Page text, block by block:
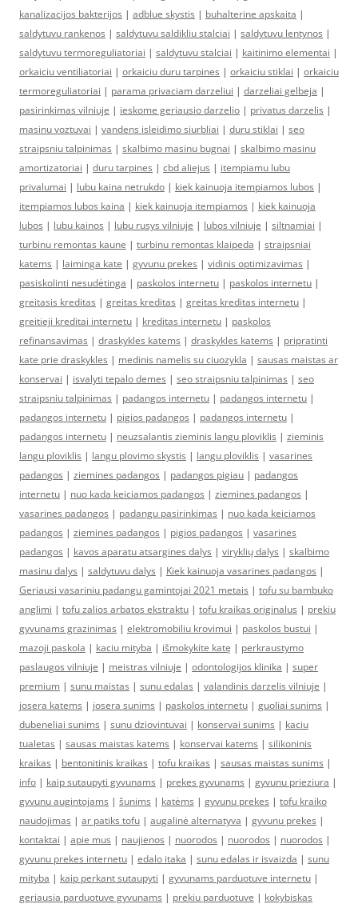
kanalizacijos bakterijos | adblue skystis | buhalterine apskaita |
saldytuvu rankenos | saldytuvu saldikliu stalciai | saldytuvu lentynos |
saldytuvu termoreguliatoriai | saldytuvu stalciai | kaitinimo elementai |
orkaiciu ventiliatoriai | orkaiciu duru tarpines | orkaiciu stiklai | orkaiciu
termoreguliatoriai | parama privaciam darzeliui | darzeliai gelbeja |
pasirinkimas vilniuje | ieskome geriausio darzelio | privatus darzelis |
masinu voztuvai | vandens isleidimo siurbliai | duru stiklai | seo
straipsniu talpinimas | skalbimo masinu bugnai | skalbimo masinu
amortizatoriai | duru tarpines | cbd aliejus | itempiamu lubu
privalumai | lubu kaina netrukdo | kiek kainuoja itempiamos lubos |
itempiamos lubos kaina | kiek kainuoja itempiamos | kiek kainuoja
lubos | lubu kainos | lubu rusys vilniuje | lubos vilniuje | siltnamiai |
turbinu remontas kaune | turbinu remontas klaipeda | straipsniai
katems | laiminga kate | gyvunu prekes | vidinis optimizavimas |
pasiskolinti nesudėtinga | paskolos internetu | paskolos internetu |
greitasis kreditas | greitas kreditas | greitas kreditas internetu |
greitieji kreditai internetu | kreditas internetu | paskolos
refinansavimas | draskykles katems | draskykles katems | pripratinti
kate prie draskykles | medinis namelis su ciuozykla | sausas maistas ar
konservai | isvalyti tepalo demes | seo straipsniu talpinimas | seo
straipsniu talpinimas | padangos internetu | padangos internetu |
padangos internetu | pigios padangos | padangos internetu |
padangos internetu | neuzsalantis zieminis langu ploviklis | zieminis
langu ploviklis | langu plovimo skystis | langu ploviklis | vasarines
padangos | ziemines padangos | padangos pigiau | padangos
internetu | nuo kada keiciamos padangos | ziemines padangos |
vasarines padangos | padangu pasirinkimas | nuo kada keiciamos
padangos | ziemines padangos | pigios padangos | vasarines
padangos | kavos aparatu atsargines dalys | viryklių dalys | skalbimo
masinu dalys | saldytuvu dalys | Kiek kainuoja vasarines padangos |
Geriausi vasariniu padangu gamintojai 2021 metais | tofu su bambuko
anglimi | tofu zalios arbatos ekstraktu | tofu kraikas originalus | prekiu
gyvunams grazinimas | elektromobiliu krovimui | paskolos bustui |
mazoji paskola | kaciu mityba | išmokykite katę | perkraustymo
paslaugos vilniuje | meistras vilniuje | odontologijos klinika | super
premium | sunu maistas | sunu edalas | valandinis darzelis vilniuje |
josera katems | josera sunims | paskolos internetu | guoliai sunims |
dubeneliai sunims | sunu dziovintuvai | konservai sunims | kaciu
tualetas | sausas maistas katems | konservai katems | silikoninis
kraikas | bentonitinis kraikas | tofu kraikas | sausas maistas sunims |
info | kaip sutaupyti gyvunams | prekes gyvunams | gyvunu prieziura |
gyvunu augintojams | šunims | katėms | gyvunu prekes | tofu kraiko
naudojimas | ar patiks tofu | augalinė alternatyva | gyvunu prekes |
kontaktai | apie mus | naujienos | nuorodos | nuorodos | nuorodos |
gyvunu prekes internetu | edalo itaka | sunu edalas ir isvaizda | sunu
mityba | kaip perkant sutaupyti | gyvunams parduotuve internetu |
geriausia parduotuve gyvunams | prekiu parduotuve | kokybiskas